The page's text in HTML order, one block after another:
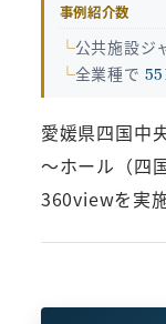
事例紹介数
公共施設ジ
全業種で
愛媛県四国中
～ホール（四
360viewを実